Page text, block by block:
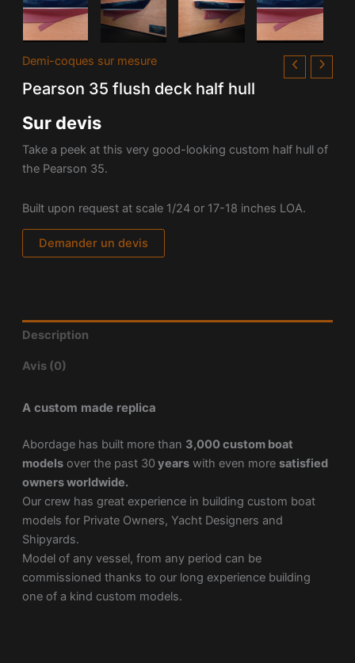
Demi-coques sur mesure
Pearson 35 flush deck half hull
Sur devis
Take a peek at this very good-looking custom half hull of
the Pearson 35.
Built upon request at scale 1/24 or 17-18 inches LOA.
Demander un devis
Description
Avis (0)
A custom made replica
Abordage has built more than 3,000 custom boat
modelsover the past 30 yearswith even more satisfied
owners worldwide.
Our crew has great experience in building custom boat
models for Private Owners, Yacht Designers and
Shipyards.
Model of any vessel, from any period can be
commissioned thanks to our long experience building
one of a kind custom models.